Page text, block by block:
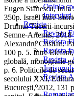
Opinia
Interviuri
Reviste
Revista
Revista
Revista
Revista
Revista
Eugen Stănescu, Iulia
350p. Israel între
Drumul Tăcerii-
Semne-Artemis,
Alexandru Cristian,
100 p. 5. Între
globală, monografie
p. 6. Politicile de
secolului XXI,
Bucureşti, 2012, 131